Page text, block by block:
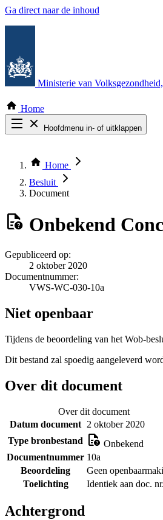
Ga direct naar de inhoud
Ministerie van
Home
Hoofdmenu in- of uitklappen
Thema COVID-19
Bekijk per bestuursorgaan
Home
Besluit
Document
Onbekend
Gepubliceerd op:
2 oktober 2020
Documentnummer:
VWS-WC-030-10a
Niet openbaar
Tijdens de beoordeling van het Wob-
Dit bestand zal spoedig aangeleverd
Over dit document
Over dit document
Datum document 2 oktober 2020
Type bronbestand
Onbekend
Documentnummer 10a
Beoordeling
Geen
Toelichting
Identiek aan doc.
Achtergrond